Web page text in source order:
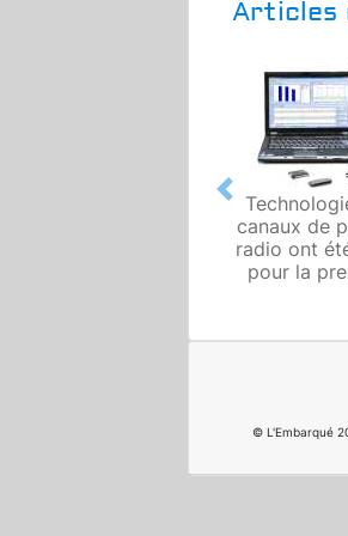
Articles
canaux de
radio ont
pour la
Previous
© L'Embarqué